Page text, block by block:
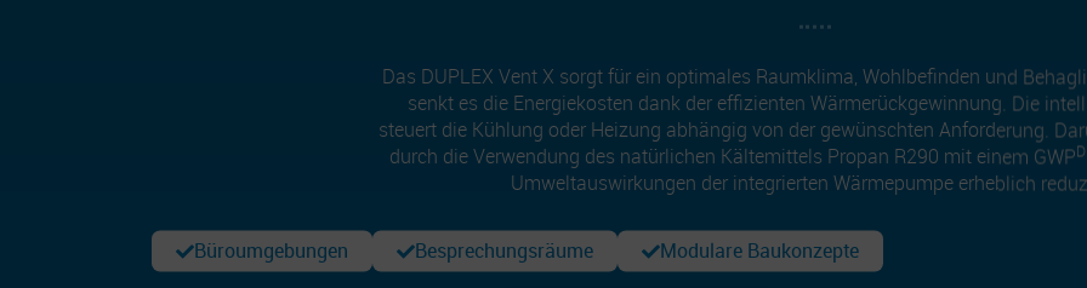
Das DUPLEX Vent X sorgt für ein optimales Raumklima, Wohlbefinden und
senkt es die Energiekosten dank der effizienten Wärmerückgewinnung. Die
steuert die Kühlung oder Heizung abhängig von der gewünschten Anforderung.
durch die Verwendung des natürlichen Kältemittels Propan R290 mit einem GWPD
Umweltauswirkungen der integrierten Wärmepumpe erheblich
Büroumgebungen Besprechungsräume Modulare Baukonzepte